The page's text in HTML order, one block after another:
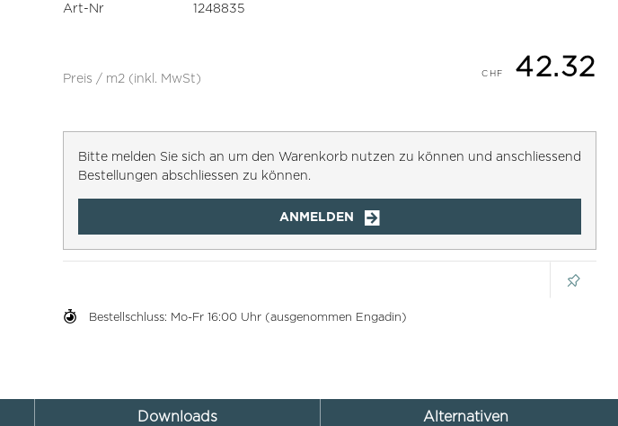
Preis / m2 (inkl. MwSt) 42.32
Bitte melden Sie sich an um den Warenkorb nutzen zu können und anschliessend
Bestellungen abschliessen zu können.
ANMELDEN
Bestellschluss: Mo-Fr 16:00 Uhr (ausgenommen Engadin)
Art-Nr 1248835
Downloads Alternativen